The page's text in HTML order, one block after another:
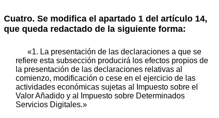
Cuatro. Se modifica el apartado 1 del artículo 14,
que queda redactado de la siguiente forma:
«1. La presentación de las declaraciones a que se
refiere esta subsección producirá los efectos propios de
la presentación de las declaraciones relativas al
comienzo, modificación o cese en el ejercicio de las
actividades económicas sujetas al Impuesto sobre el
Valor Añadido y al Impuesto sobre Determinados
Servicios Digitales.»